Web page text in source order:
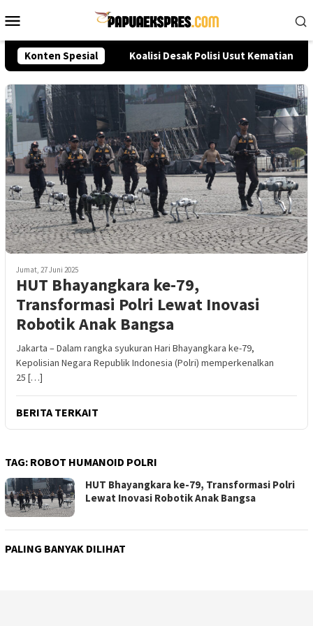
ke
Mobile
Konten Spesial
Akpol 2026 Koalisi Desak Polisi Usut Kematian
Jumat, 27 Juni 2025
HUT Bhayangkara ke-79,
Transformasi Polri Lewat Inovasi
Robotik Anak Bangsa
Jakarta – Dalam rangka syukuran Hari Bhayangkara ke-79,
Kepolisian Negara Republik Indonesia (Polri) memperkenalkan
25 […]
BERITA TERKAIT
TAG: ROBOT HUMANOID POLRI
HUT Bhayangkara ke-79, Transformasi Polri
Lewat Inovasi Robotik Anak Bangsa
PALING BANYAK DILIHAT